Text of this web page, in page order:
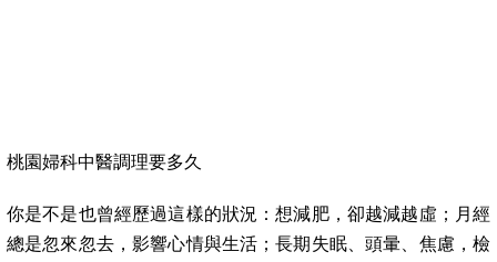
桃園婦科中醫調理要多久
你是不是也曾經歷過這樣的狀況：想減肥，卻越減越虛；月經
總是忽來忽去，影響心情與生活；長期失眠、頭暈、焦慮，檢